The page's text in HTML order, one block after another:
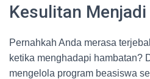
Kesulitan
Pernahkah Anda merasa
ketika menghadapi hambatan?
mengelola program beasiswa